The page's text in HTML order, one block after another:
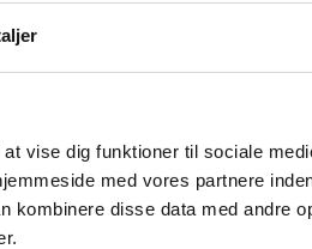
vise dig funktioner til sociale
med vores partnere
kombinere disse data med andre
hånden. Alpaca 1 kan også
for sagen og mærke garnet
strikkeeventyr.
videre om garnet kan du læse mere